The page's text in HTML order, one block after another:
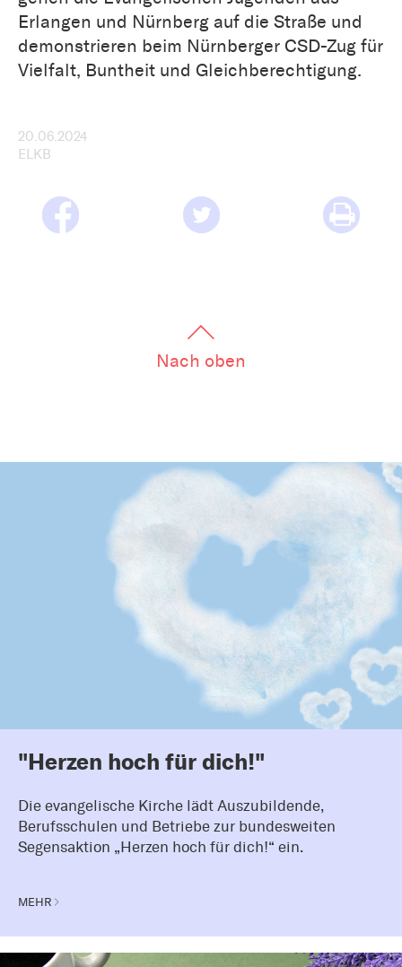
Erlangen und Nürnberg auf die Straße und
demonstrieren beim Nürnberger CSD-Zug für
Vielfalt, Buntheit und Gleichberechtigung.
20.06.2024
ELKB
Nach oben
"Herzen hoch für dich!"
Die evangelische Kirche lädt Auszubildende,
Berufsschulen und Betriebe zur bundesweiten
Segensaktion „Herzen hoch für dich!“ ein.
MEHR